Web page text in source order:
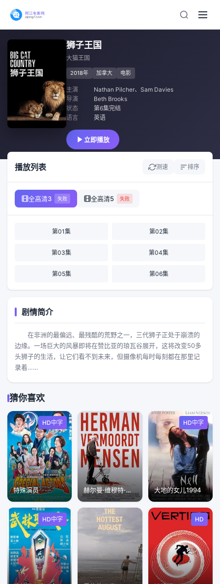
狮子王国
大猫王国
2018年 加拿大 电影
主演 Nathan Pilcher、 Sam Davies
导演
Beth Brooks
状态
第6集完结
语言
英语
立即播放
播放列表 测速 排序
全高清3 失败 全高清5 失败
第01集 第02集
第03集 第04集
第05集 第06集
剧情简介
在非洲的最偏远、最残酷的荒野之一，三代狮子正处于崩溃的
边缘。一场巨大的风暴即将在赞比亚的琅瓦谷展开，这将改变50多
头狮子的生活，让它们看不到未来，但摄像机每时每刻都在那里记
录着……
猜你喜欢
HD中字
特殊演员 赫尔曼·维穆特·门森
HD中字
大地的女儿1994
HD中字 HD